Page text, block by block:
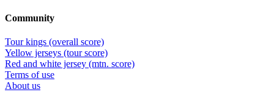
Community
Tour kings (overall score)
Yellow jerseys (tour score)
Red and white jersey (mtn. score)
Terms of use
About us